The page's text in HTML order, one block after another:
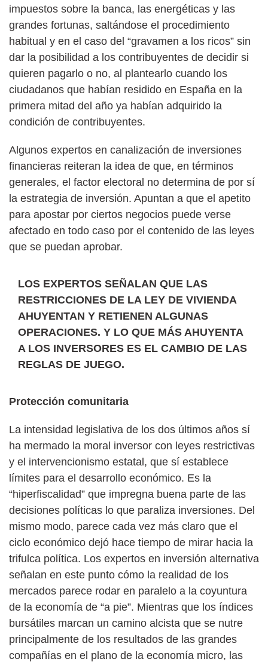
impuestos sobre la banca, las energéticas y las
grandes fortunas, saltándose el procedimiento
habitual y en el caso del “gravamen a los ricos” sin
dar la posibilidad a los contribuyentes de decidir si
quieren pagarlo o no, al plantearlo cuando los
ciudadanos que habían residido en España en la
primera mitad del año ya habían adquirido la
condición de contribuyentes.
Algunos expertos en canalización de inversiones
financieras reiteran la idea de que, en términos
generales, el factor electoral no determina de por sí
la estrategia de inversión. Apuntan a que el apetito
para apostar por ciertos negocios puede verse
afectado en todo caso por el contenido de las leyes
que se puedan aprobar.
LOS EXPERTOS SEÑALAN QUE LAS
RESTRICCIONES DE LA LEY DE VIVIENDA
AHUYENTAN Y RETIENEN ALGUNAS
OPERACIONES. Y LO QUE MÁS AHUYENTA
A LOS INVERSORES ES EL CAMBIO DE LAS
REGLAS DE JUEGO.
Protección comunitaria
La intensidad legislativa de los dos últimos años sí
ha mermado la moral inversor con leyes restrictivas
y el intervencionismo estatal, que sí establece
límites para el desarrollo económico. Es la
“hiperfiscalidad” que impregna buena parte de las
decisiones políticas lo que paraliza inversiones. Del
mismo modo, parece cada vez más claro que el
ciclo económico dejó hace tiempo de mirar hacia la
trifulca política. Los expertos en inversión alternativa
señalan en este punto cómo la realidad de los
mercados parece rodar en paralelo a la coyuntura
de la economía de “a pie”. Mientras que los índices
bursátiles marcan un camino alcista que se nutre
principalmente de los resultados de las grandes
compañías en el plano de la economía micro, las